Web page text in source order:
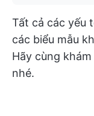
Tất cả các yếu
các biểu mẫu
Hãy cùng
nhé.